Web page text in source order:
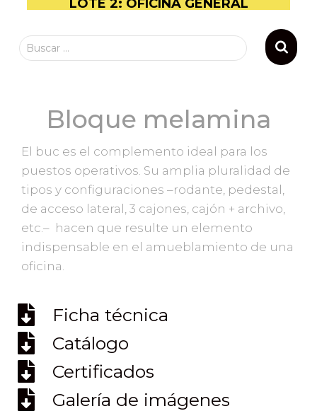
LOTE 2: OFICINA GENERAL
Buscar …
Bloque melamina
El buc es el complemento ideal para los
puestos operativos. Su amplia pluralidad de
tipos y configuraciones –rodante, pedestal,
de acceso lateral, 3 cajones, cajón + archivo,
etc.– hacen que resulte un elemento
indispensable en el amueblamiento de una
oficina.
Ficha técnica
Catálogo
Certificados
Galería de imágenes